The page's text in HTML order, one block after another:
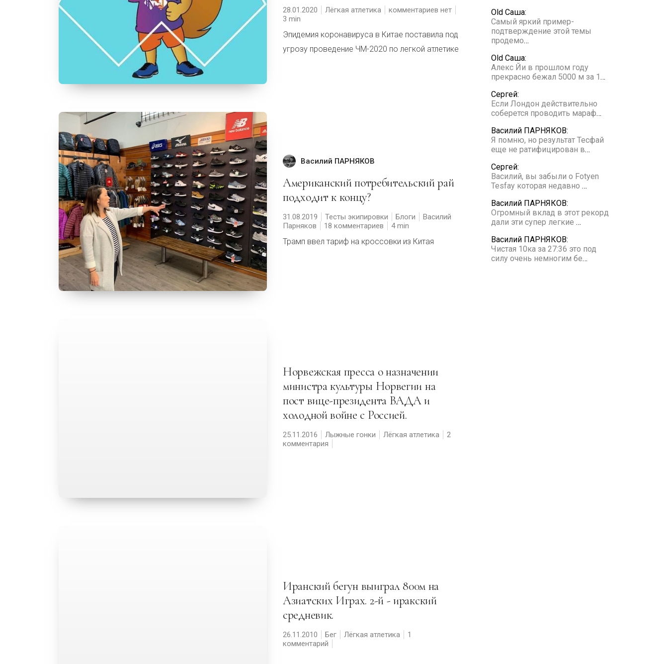
28.01.2020 Лёгкая атлетика
комментариев нет
3
Эпидемия коронавируса в Китае поставила под
угрозу проведение ЧМ-2020 по легкой атлетике
Василий ПАРНЯКОВ
Американский потребительский рай
подходит к концу?
31.08.2019 Тесты экипировки Блоги
Василий
Парняков
18 комментариев 4
Трамп ввел тариф на кроссовки из Китая
Норвежская пресса о назначении
министра культуры Норвегии на
пост вице-президента ВАДА и
холодной войне с Россией.
25.11.2016 Лыжные гонки Лёгкая атлетика
2
комментария
Иранский бегун выиграл 800м на
Азиатских Играх. 2-й - иракский
средневик.
26.11.2010 Бег Лёгкая атлетика
1
комментарий
Old Саша:
Самый яркий пример-
подтверждение этой темы
продемо…
Old Саша:
Алекс Йи в прошлом году
прекрасно бежал 5000 м за 1…
Сергей:
Если Лондон действительно
соберется проводить мараф…
Василий ПАРНЯКОВ:
Я помню, но результат Тесфай
еще не ратифицирован в…
Сергей:
Василий, вы забыли о Fotyen
Tesfay которая недавно …
Василий ПАРНЯКОВ:
Огромный вклад в этот рекорд
дали эти супер легкие …
Василий ПАРНЯКОВ:
Чистая 10ка за 27:36 это под
силу очень немногим бе…